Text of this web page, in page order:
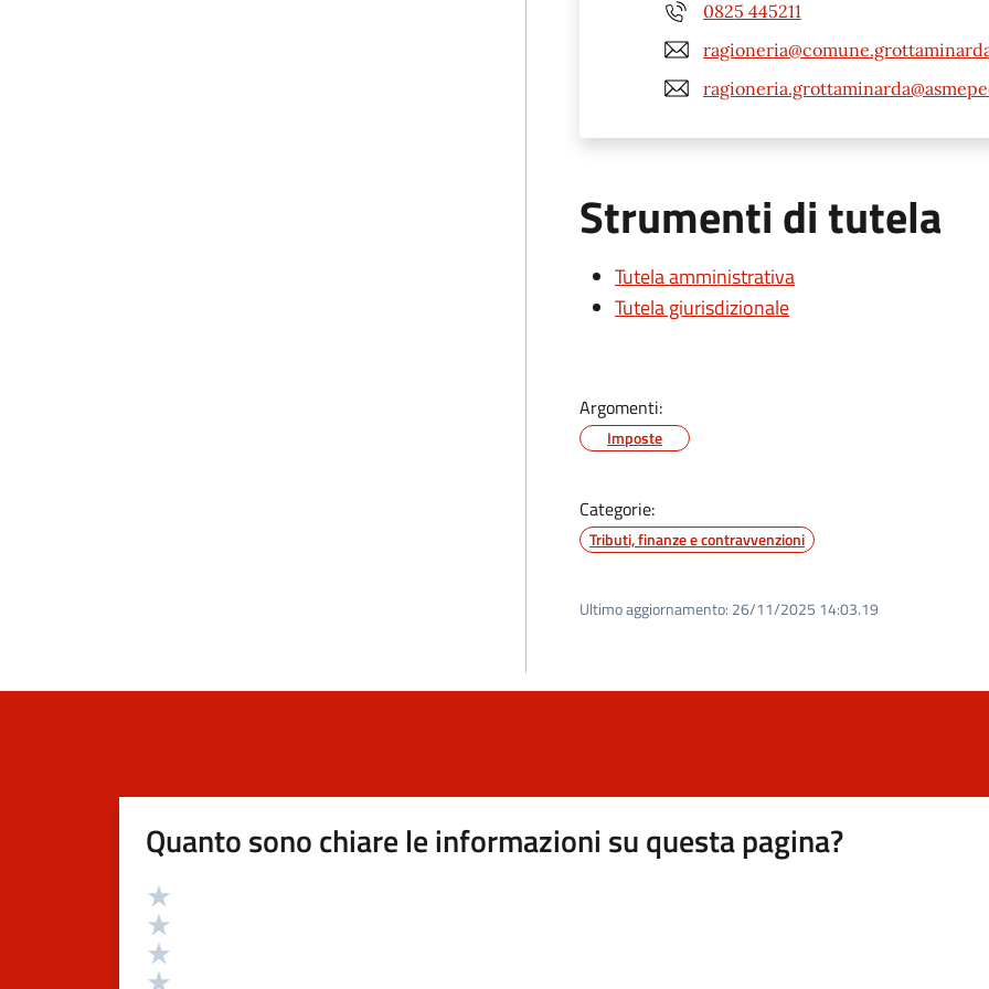
0825 445211
Strumenti di tutela
Tutela amministrativa
Tutela giurisdizionale
Argomenti:
Imposte
Categorie:
Tributi, finanze e contravvenzioni
Ultimo aggiornamento: 26/11/2025 14:03.19
Quanto sono chiare le informazioni su questa pagina?
Valutazione